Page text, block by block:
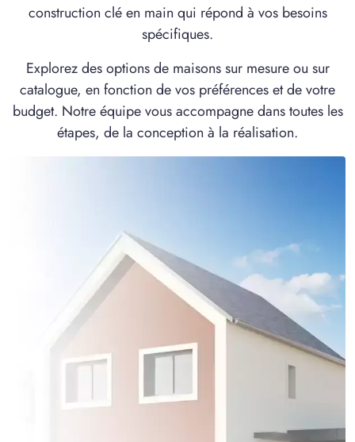
construction clé en main qui répond à vos besoins
spécifiques.
Explorez des options de maisons sur mesure ou sur
catalogue, en fonction de vos préférences et de votre
budget. Notre équipe vous accompagne dans toutes les
étapes, de la conception à la réalisation.